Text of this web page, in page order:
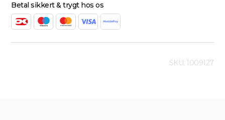
Betal sikkert & trygt hos os
SKU: 1009127